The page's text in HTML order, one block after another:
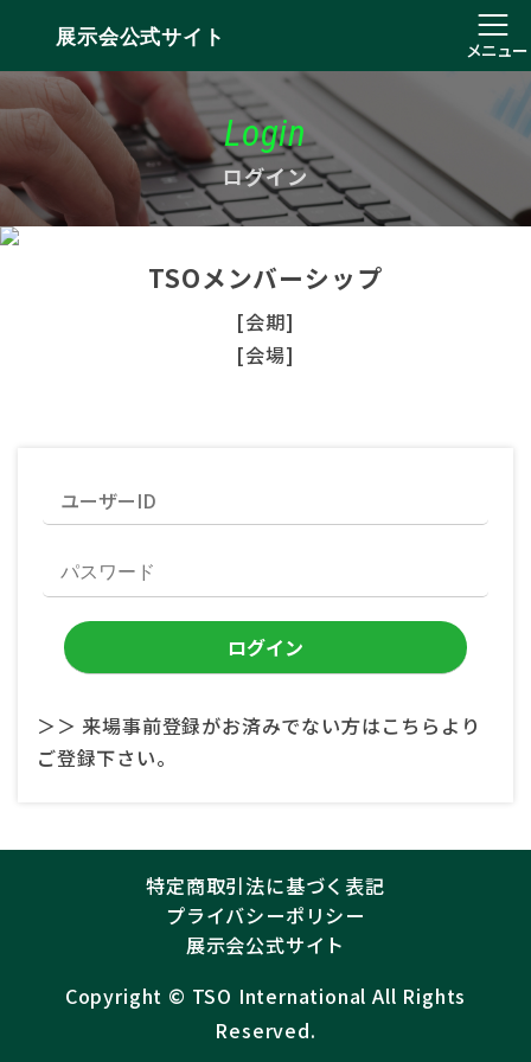
展示会公式サイト
メニュー
Login
ログイン
TSOメンバーシップ
[会期]
[会場]
＞＞ 来場事前登録がお済みでない方はこちらより
ご登録下さい。
特定商取引法に基づく表記
プライバシーポリシー
展示会公式サイト
Copyright ©︎ TSO International All Rights
Reserved.